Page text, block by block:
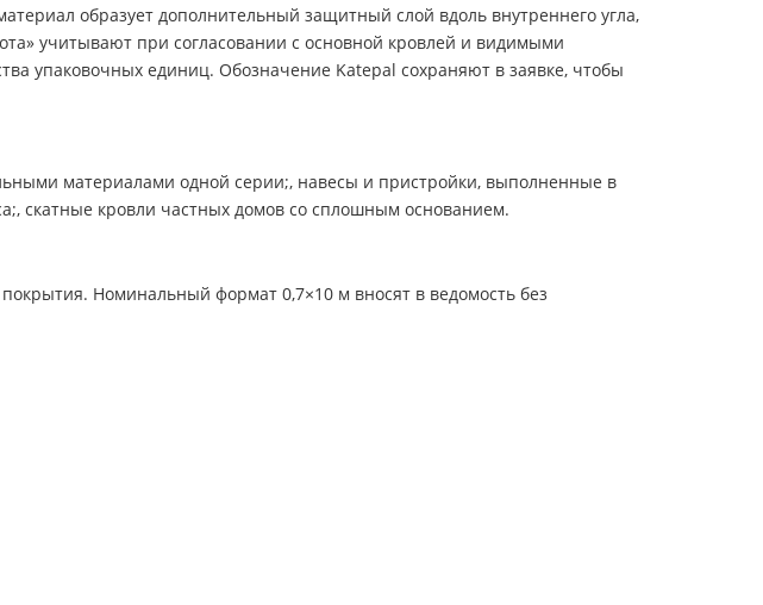
образует дополнительный защитный слой вдоль внутреннего угла,
учитывают при согласовании с основной кровлей и видимыми
упаковочных единиц. Обозначение Katepal сохраняют в заявке, чтобы
материалами одной серии;, навесы и пристройки, выполненные в
скатные кровли частных домов со сплошным основанием.
Номинальный формат 0,7×10 м вносят в ведомость без